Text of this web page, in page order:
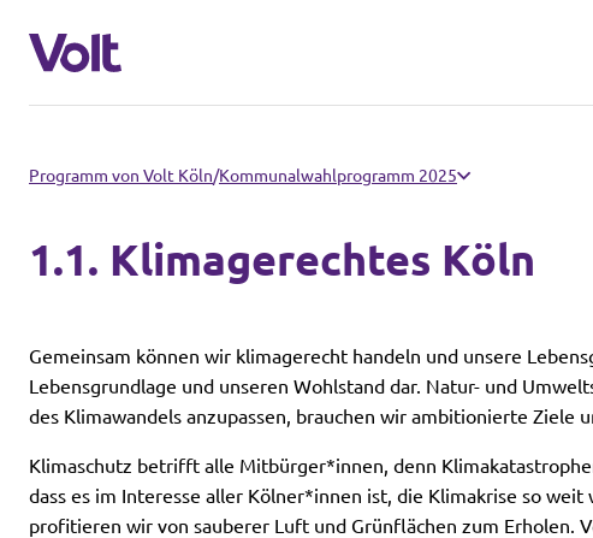
Volt in Nordrhein-Westfalen
Website von Volt NRW
Volt in Deutschland
Volt in deinem Bundesland
Über Volt
Menschen
Neuigkeiten
Programm von Volt Köln/Kommunalwahl­programm 2025
1.1. Klimagerechtes Köln
Gemeinsam können wir klimagerecht handeln und unsere
Lebensgrundlage und unseren Wohlstand dar. Natur- und
des Klimawandels anzupassen, brauchen wir ambitionierte Ziele
Klimaschutz betrifft alle Mitbürger*innen, denn
dass es im Interesse aller Kölner*innen ist, die Klimakrise so
profitieren wir von sauberer Luft und Grünflächen zum Erholen.